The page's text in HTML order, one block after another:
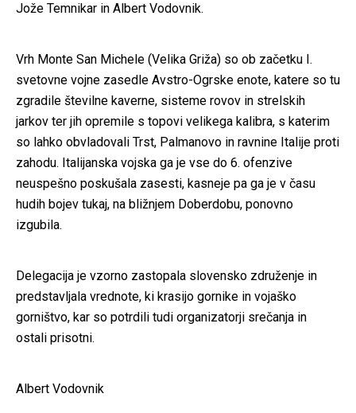
Jože Temnikar in Albert Vodovnik.
Vrh Monte San Michele (Velika Griža) so ob začetku I.
svetovne vojne zasedle Avstro-Ogrske enote, katere so tu
zgradile številne kaverne, sisteme rovov in strelskih
jarkov ter jih opremile s topovi velikega kalibra, s katerim
so lahko obvladovali Trst, Palmanovo in ravnine Italije proti
zahodu. Italijanska vojska ga je vse do 6. ofenzive
neuspešno poskušala zasesti, kasneje pa ga je v času
hudih bojev tukaj, na bližnjem Doberdobu, ponovno
izgubila.
Delegacija je vzorno zastopala slovensko združenje in
predstavljala vrednote, ki krasijo gornike in vojaško
gorništvo, kar so potrdili tudi organizatorji srečanja in
ostali prisotni.
Albert Vodovnik